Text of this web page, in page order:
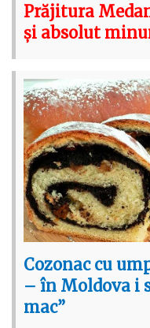
Prăjitura
și absolut
Cozonac cu
– în Moldova i
mac”